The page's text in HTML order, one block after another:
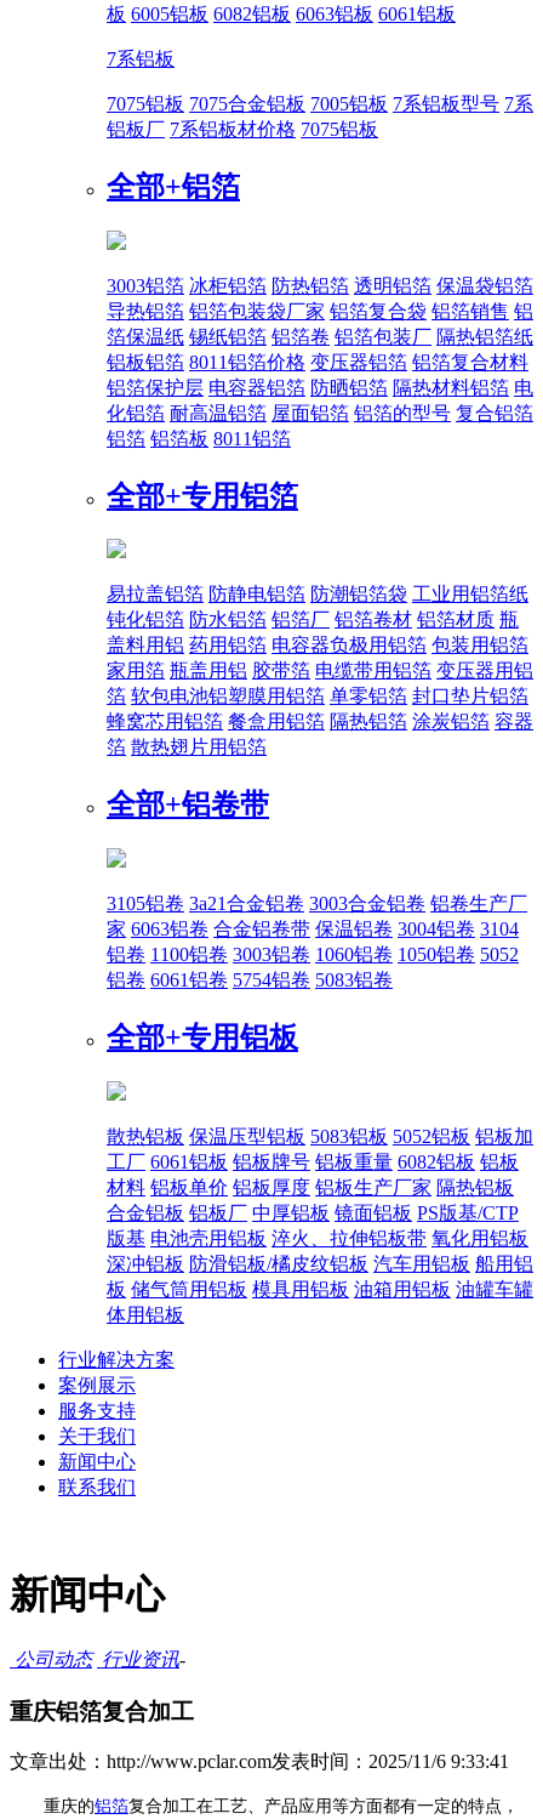
板 6005铝板 6082铝板 6063铝板 6061铝板
7系铝板
7075铝板 7075合金铝板 7005铝板 7系铝板型号 7系
铝板厂 7系铝板材价格 7075铝板
全部+铝箔
3003铝箔 冰柜铝箔 防热铝箔 透明铝箔 保温袋铝箔
导热铝箔 铝箔包装袋厂家 铝箔复合袋 铝箔销售 铝
箔保温纸 锡纸铝箔 铝箔卷 铝箔包装厂 隔热铝箔纸
铝板铝箔 8011铝箔价格 变压器铝箔 铝箔复合材料
铝箔保护层 电容器铝箔 防晒铝箔 隔热材料铝箔 电
化铝箔 耐高温铝箔 屋面铝箔 铝箔的型号 复合铝箔
铝箔 铝箔板 8011铝箔
全部+专用铝箔
易拉盖铝箔 防静电铝箔 防潮铝箔袋 工业用铝箔纸
钝化铝箔 防水铝箔 铝箔厂 铝箔卷材 铝箔材质 瓶
盖料用铝 药用铝箔 电容器负极用铝箔 包装用铝箔
家用箔 瓶盖用铝 胶带箔 电缆带用铝箔 变压器用铝
箔 软包电池铝塑膜用铝箔 单零铝箔 封口垫片铝箔
蜂窝芯用铝箔 餐盒用铝箔 隔热铝箔 涂炭铝箔 容器
箔 散热翅片用铝箔
全部+铝卷带
3105铝卷 3a21合金铝卷 3003合金铝卷 铝卷生产厂
家 6063铝卷 合金铝卷带 保温铝卷 3004铝卷 3104
铝卷 1100铝卷 3003铝卷 1060铝卷 1050铝卷 5052
铝卷 6061铝卷 5754铝卷 5083铝卷
全部+专用铝板
散热铝板 保温压型铝板 5083铝板 5052铝板 铝板加
工厂 6061铝板 铝板牌号 铝板重量 6082铝板 铝板
材料 铝板单价 铝板厚度 铝板生产厂家 隔热铝板
合金铝板 铝板厂 中厚铝板 镜面铝板 PS版基/CTP
版基 电池壳用铝板 淬火、拉伸铝板带 氧化用铝板
深冲铝板 防滑铝板/橘皮纹铝板 汽车用铝板 船用铝
板 储气筒用铝板 模具用铝板 油箱用铝板 油罐车罐
体用铝板
行业解决方案
案例展示
服务支持
关于我们
新闻中心
联系我们
新闻中心
公司动态 行业资讯-
重庆铝箔复合加工
文章出处：http://www.pclar.com发表时间：2025/11/6 9:33:41
重庆的铝箔复合加工在工艺、产品应用等方面都有一定的特点，